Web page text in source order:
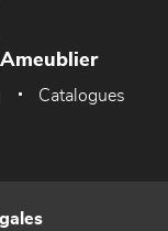
Catalogues